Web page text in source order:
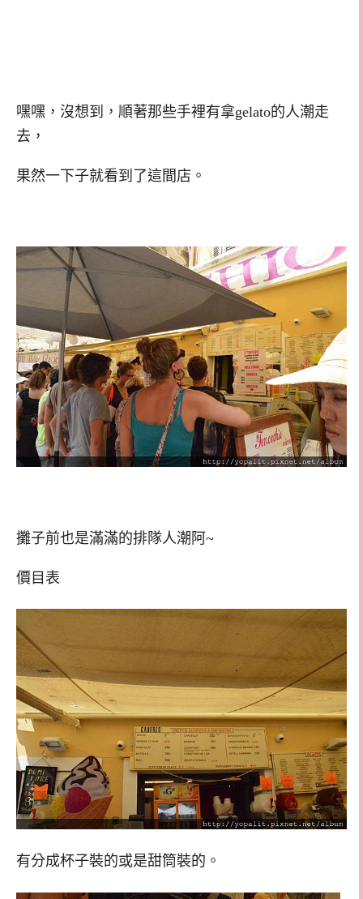
嘿嘿，沒想到，順著那些手裡有拿gelato的人潮走
去，
果然一下子就看到了這間店。
攤子前也是滿滿的排隊人潮阿~
價目表
有分成杯子裝的或是甜筒裝的。